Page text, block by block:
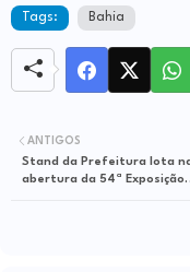
Tags: Bahia
ANTIGOS
Stand da Prefeitura lota
abertura da 54ª Exposição